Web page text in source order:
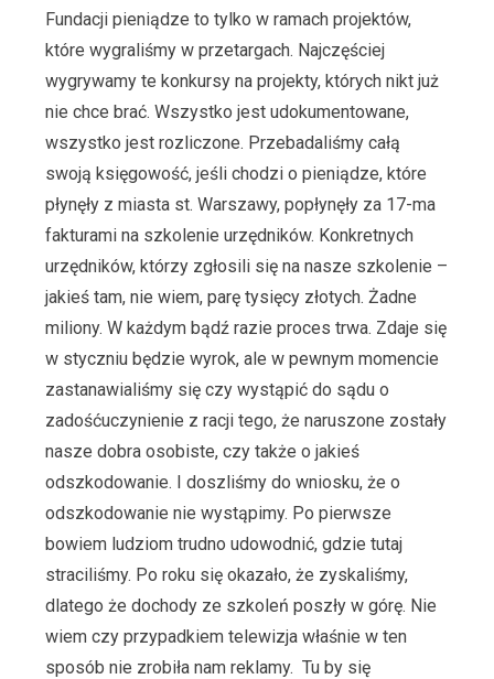
Fundacji pieniądze to tylko w ramach projektów,
które wygraliśmy w przetargach. Najczęściej
wygrywamy te konkursy na projekty, których nikt już
nie chce brać. Wszystko jest udokumentowane,
wszystko jest rozliczone. Przebadaliśmy całą
swoją księgowość, jeśli chodzi o pieniądze, które
płynęły z miasta st. Warszawy, popłynęły za 17-ma
fakturami na szkolenie urzędników. Konkretnych
urzędników, którzy zgłosili się na nasze szkolenie –
jakieś tam, nie wiem, parę tysięcy złotych. Żadne
miliony. W każdym bądź razie proces trwa. Zdaje się
w styczniu będzie wyrok, ale w pewnym momencie
zastanawialiśmy się czy wystąpić do sądu o
zadośćuczynienie z racji tego, że naruszone zostały
nasze dobra osobiste, czy także o jakieś
odszkodowanie. I doszliśmy do wniosku, że o
odszkodowanie nie wystąpimy. Po pierwsze
bowiem ludziom trudno udowodnić, gdzie tutaj
straciliśmy. Po roku się okazało, że zyskaliśmy,
dlatego że dochody ze szkoleń poszły w górę. Nie
wiem czy przypadkiem telewizja właśnie w ten
sposób nie zrobiła nam reklamy. Tu by się